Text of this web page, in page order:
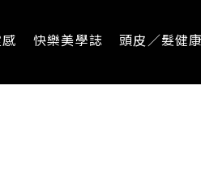
快樂美學誌 頭皮／髮健